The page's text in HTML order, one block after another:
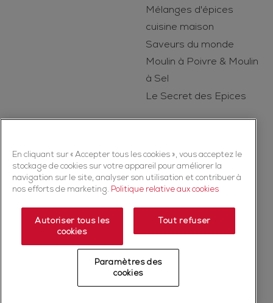
Mélanges d'épices
cuisine maison
Saveurs du monde
Moulin à Poivre & Moulin
à Sel
Le Secret des Epices
Copyright © 2026 Ducros (McCormick & Company, Inc). Tous droits
réservés
Politique de confidentialité
Politique relative aux cookies
Plan du Site
Fiche produit relative aux qualités et caractéristiques
En cliquant sur « Accepter tous les cookies », vous acceptez le
stockage de cookies sur votre appareil pour améliorer la
navigation sur le site, analyser son utilisation et contribuer à
nos efforts de marketing. Politique relative aux cookies
Autoriser tous les
cookies
Tout refuser
Paramètres des
cookies